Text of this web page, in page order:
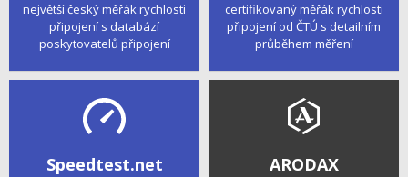
největší český měřák rychlosti
připojení s databází
poskytovatelů připojení
certifikovaný měřák rychlosti
připojení od ČTÚ s detailním
průběhem měření
Speedtest.net ARODAX